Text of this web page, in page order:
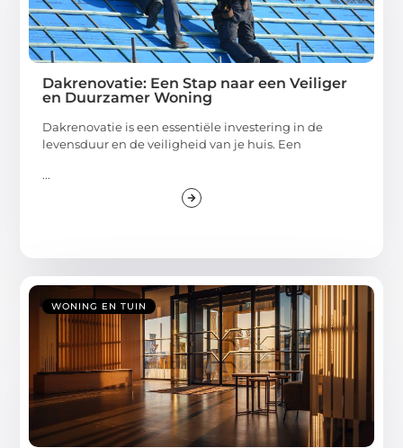
Dakrenovatie: Een Stap naar een Veiliger
en Duurzamer Woning
Dakrenovatie is een essentiële investering in de
levensduur en de veiligheid van je huis. Een
...
WONING EN TUIN